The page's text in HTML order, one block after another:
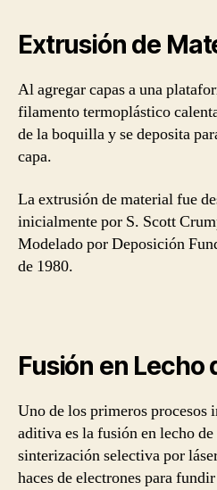
Extrusión de
Al agregar capas a una
filamento termoplástico
de la boquilla y se deposita
capa.
La extrusión de material fue
inicialmente por S. Scott
Modelado por Deposición
de 1980.
Fusión en Lecho
Uno de los primeros procesos
aditiva es la fusión en lecho
sinterización selectiva por
haces de electrones para